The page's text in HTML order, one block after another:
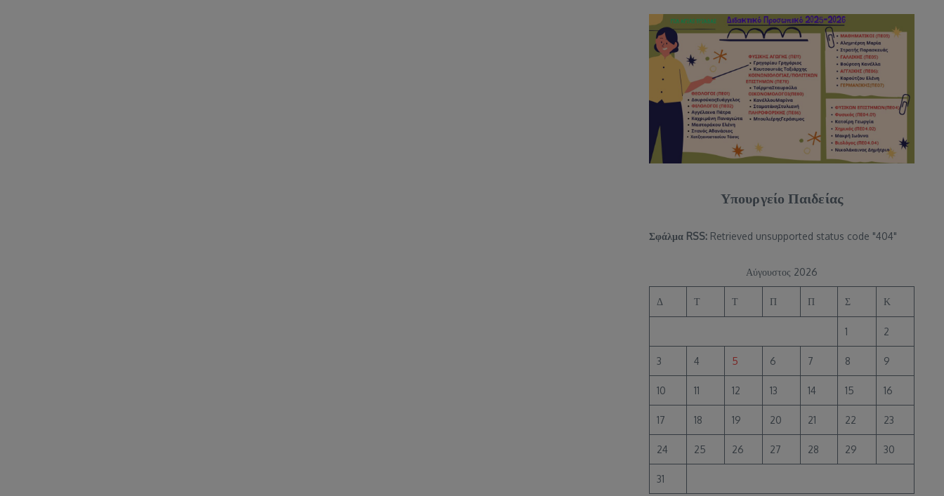
Υπουργείο Παιδείας
Σφάλμα RSS: Retrieved unsupported status code "404"
Αύγουστος 2026
Δ Τ Τ Π Π Σ Κ
1 2
3 4 5 6 7 8 9
10 11 12 13 14 15 16
17 18 19 20 21 22 23
24 25 26 27 28 29 30
31